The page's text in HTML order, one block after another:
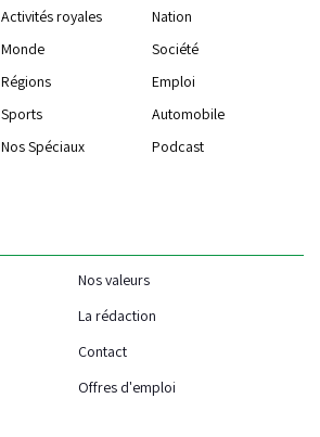
Activités royales
Nation
Monde
Société
Régions
Emploi
Sports
Automobile
Nos Spéciaux Podcast
Nos valeurs
La rédaction
Contact
Offres d'emploi